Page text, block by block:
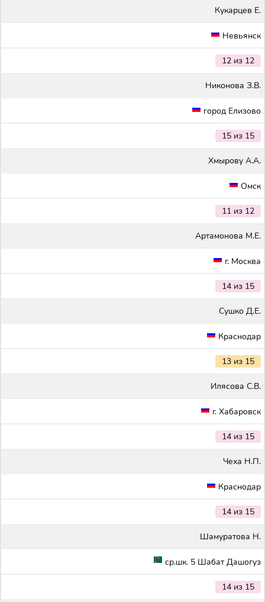
Кукарцев Е.
Невьянск
12 из 12
Никонова З.В.
город Елизово
15 из 15
Хмырову А.А.
Омск
11 из 12
Артамонова М.Е.
г. Москва
14 из 15
Сушко Д.Е.
Краснодар
13 из 15
Илясова С.В.
г. Хабаровск
14 из 15
Чеха Н.П.
Краснодар
14 из 15
Шамуратова Н.
ср.шк. 5 Шабат Дашогуз
14 из 15